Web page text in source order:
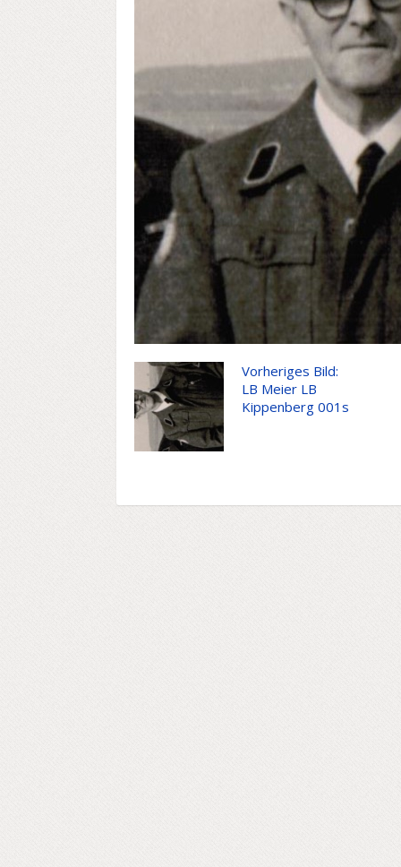
Vorheriges Bild:
LB Meier LB
Kippenberg 001s